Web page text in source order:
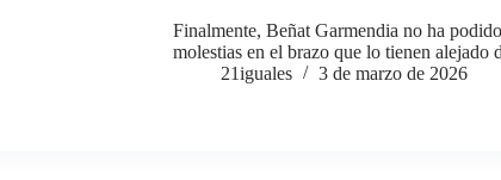
Finalmente, Beñat Garmendia no ha
molestias en el brazo que lo tienen alejado
21iguales
3 de marzo de 2026